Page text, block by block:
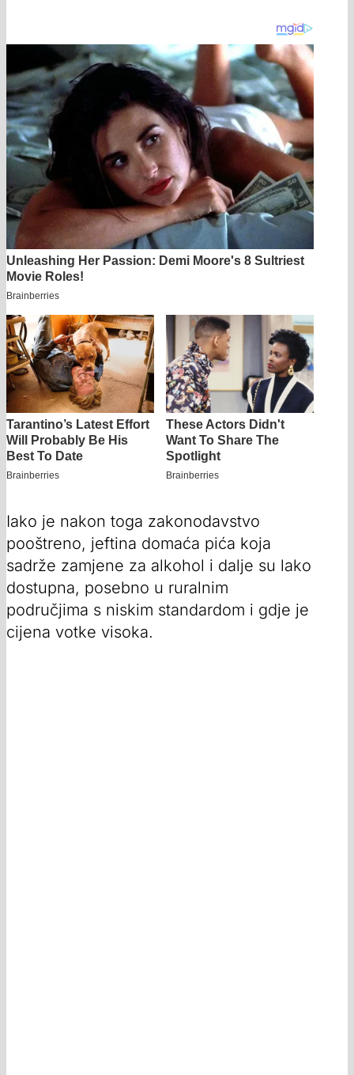
Iako je nakon toga zakonodavstvo
pooštreno, jeftina domaća pića koja
sadrže zamjene za alkohol i dalje su lako
dostupna, posebno u ruralnim
područjima s niskim standardom i gdje je
cijena votke visoka.